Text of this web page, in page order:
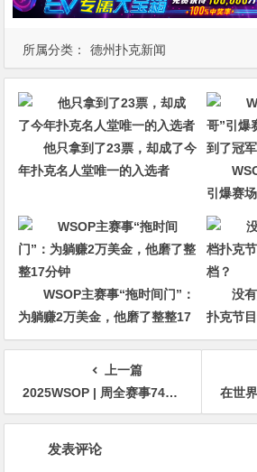
所属分类： 德州扑克新闻
他只拿到了23票，却成了今
年扑克名人堂唯一的入选者
引爆赛
冠军争夺
WSOP主赛事“拖时间门”：
为躺赚2万美金，他磨了整整17
分钟
没
扑克节
档？
上一篇
2025WSOP | 周全赛事74记分牌领衔7强晋级，迷你主赛台湾省Chu Tao跻身前十
在世界扑
发表评论